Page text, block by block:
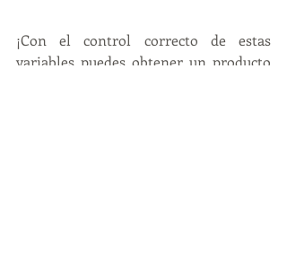
¡Con el control correcto de estas
variables puedes obtener un producto